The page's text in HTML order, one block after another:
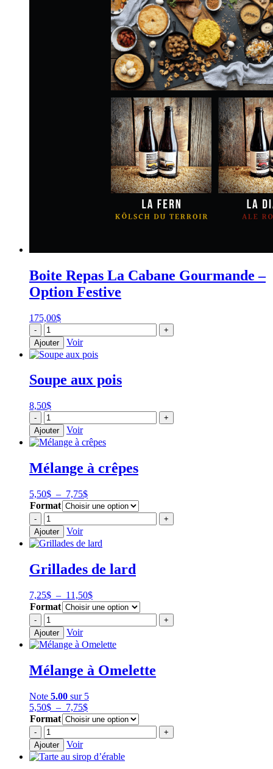
Boite Repas La Cabane Gourmande –
Option Festive
175,00$
-
quantité
de
Boite
Repas
Cabane
-
Option
Festive
+
Ajouter
Voir
Soupe aux pois
8,50$
-
quantité
de
Soupe
aux
+
Ajouter
Voir
Mélange à crêpes
5,50$ – 7,75$Plage
de
prix :
5,50$
7,75$
Format
-
quantité
de
Mélange
à
+
Ajouter
Voir
Grillades de lard
7,25$ – 11,50$Plage
de
prix :
7,25$
11,50$
Format
-
quantité
de
Grillades
de
+
Ajouter
Voir
Mélange à Omelette
Note 5.00 sur 5
5,50$ – 7,75$Plage
de
prix :
5,50$
7,75$
Format
-
quantité
de
Mélange
à
+
Ajouter
Voir